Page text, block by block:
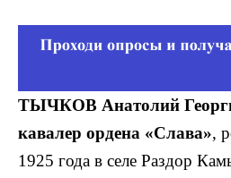
ТЫЧКОВ Анатолий
кавалер ордена «Слава»,
1925 года в селе Раздор